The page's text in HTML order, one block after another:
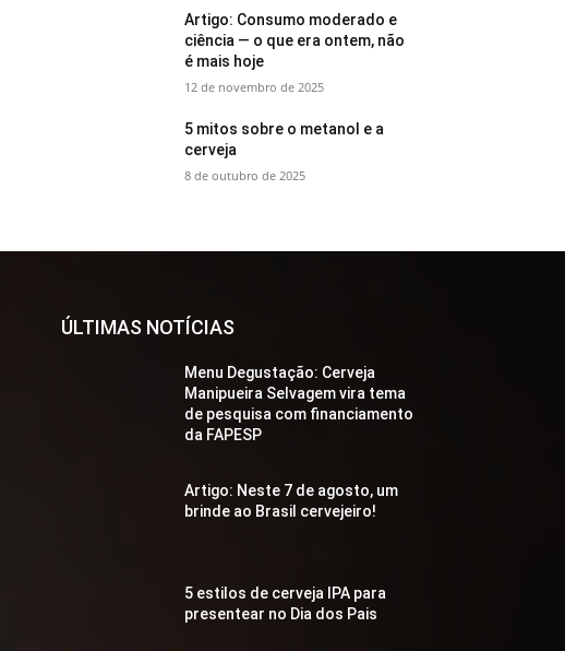
Artigo: Consumo moderado e
ciência — o que era ontem, não
é mais hoje
12 de novembro de 2025
5 mitos sobre o metanol e a
cerveja
8 de outubro de 2025
ÚLTIMAS NOTÍCIAS
Menu Degustação: Cerveja
Manipueira Selvagem vira tema
de pesquisa com financiamento
da FAPESP
Artigo: Neste 7 de agosto, um
brinde ao Brasil cervejeiro!
5 estilos de cerveja IPA para
presentear no Dia dos Pais